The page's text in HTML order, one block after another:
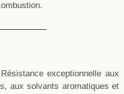
exceptionnelle aux
aux solvants aromatiques et